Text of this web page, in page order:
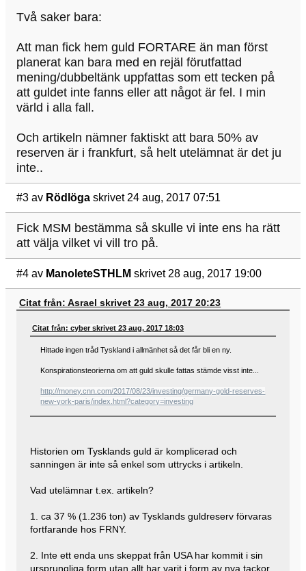
Två saker bara:
Att man fick hem guld FORTARE än man först
planerat kan bara med en rejäl förutfattad
mening/dubbeltänk uppfattas som ett tecken på
att guldet inte fanns eller att något är fel. I min
värld i alla fall.
Och artikeln nämner faktiskt att bara 50% av
reserven är i frankfurt, så helt utelämnat är det ju
inte..
#3 av Rödlöga skrivet 24 aug, 2017 07:51
Fick MSM bestämma så skulle vi inte ens ha rätt
att välja vilket vi vill tro på.
#4 av ManoleteSTHLM skrivet 28 aug, 2017 19:00
Citat från: Asrael skrivet 23 aug, 2017 20:23
Citat från: cyber skrivet 23 aug, 2017 18:03
Hittade ingen tråd Tyskland i allmänhet så det får bli en ny.
Konspirationsteorierna om att guld skulle fattas stämde visst inte...
http://money.cnn.com/2017/08/23/investing/germany-gold-reserves-
new-york-paris/index.html?category=investing
Historien om Tysklands guld är komplicerad och
sanningen är inte så enkel som uttrycks i artikeln.
Vad utelämnar t.ex. artikeln?
1. ca 37 % (1.236 ton) av Tysklands guldreserv förvaras
fortfarande hos FRNY.
2. Inte ett enda uns skeppat från USA har kommit i sin
ursprungliga form utan allt har varit i form av nya tackor.